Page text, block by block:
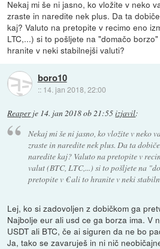
Nekaj mi še ni jasno, ko vložite v neko
zraste in naredite nek plus. Da ta
kaj? Valuto na pretopite v recimo eno
LTC,...) si to pošljete na "domačo
hranite v neki stabilnejši valuti?
boro10
:: 14. jan 2018, 22:00
Reaperje 14. jan 2018 ob 21:55izjavil:
Nekaj mi še ni jasno, ko vložite v neko
zraste in naredite nek plus. Da ta
naredite kaj? Valuto na pretopite v
valut (BTC, LTC,...) si to pošljete na
pretopite v € ali to hranite v neki
Lej, ko si zadovoljen z dobičkom ga
Najbolje eur ali usd ce ga borza ima. V
USDT ali BTC, če ai siguren da ne bo
Ja, tako se zavaruješ in ni nič